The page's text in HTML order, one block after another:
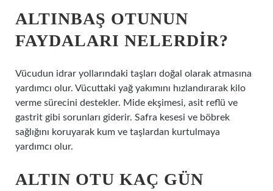
ALTINBAŞ OTUNUN
FAYDALARI NELERDIR?
Vücudun idrar yollarındaki taşları doğal olarak atmasına
yardımcı olur. Vücuttaki yağ yakımını hızlandırarak kilo
verme sürecini destekler. Mide ekşimesi, asit reflü ve
gastrit gibi sorunları giderir. Safra kesesi ve böbrek
sağlığını koruyarak kum ve taşlardan kurtulmaya
yardımcı olur.
ALTIN OTU KAÇ GÜN